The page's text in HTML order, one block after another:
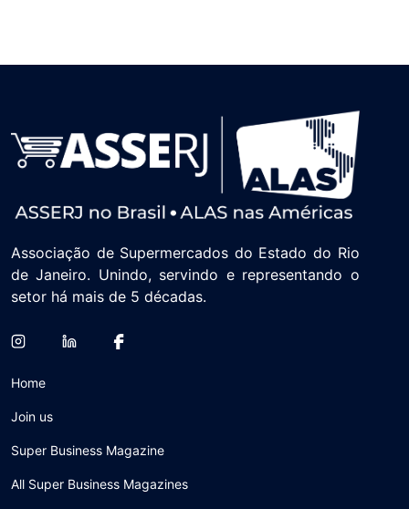
Associação de Supermercados do Estado do Rio
de Janeiro. Unindo, servindo e representando o
setor há mais de 5 décadas.
Home
Join us
Super Business Magazine
All Super Business Magazines